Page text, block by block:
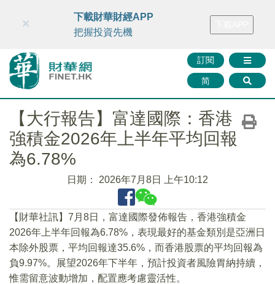
財華智庫網 FINTV FINMETA 財華證券 媒體矩陣
訂閱
简
×
下載財華財經APP
把握投資先機
【大行報告】富達國際：香港
強積金2026年上半年平均回報
為6.78%
日期： 2026年7月8日 上午10:12
【財華社訊】7月8日，富達國際發佈報告，香港強積金
2026年上半年回報為6.78%，表現最好的基金類別是亞洲日
本除外股票，平均回報達35.6%，而香港股票的平均回報為
負9.97%。展望2026年下半年，預計投資者風險胃納持續，
惟需留意波動增加，配置應考慮靈活性。